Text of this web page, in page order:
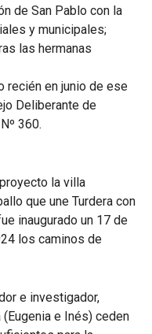
de San Pablo con la
y municipales;
las hermanas
recién en junio de ese
Deliberante de
360.
la villa
que une Turdera con
inaugurado un 17 de
los caminos de
e investigador,
(Eugenia e Inés) ceden